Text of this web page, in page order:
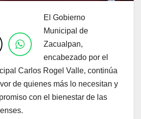
El Gobierno
Municipal de
Zacualpan,
encabezado por el
Carlos Rogel Valle, continúa
de quienes más lo necesitan y
con el bienestar de las